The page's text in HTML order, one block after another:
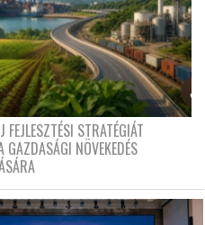
FEJLESZTÉSI STRATÉGIÁT
GAZDASÁGI NÖVEKEDÉS